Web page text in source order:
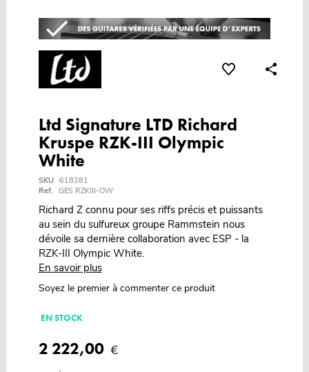
Ltd Signature LTD Richard
Kruspe RZK-III Olympic
White
SKU 618281
Ref. GES RZKIII-OW
Richard Z connu pour ses riffs précis et puissants
au sein du sulfureux groupe Rammstein nous
dévoile sa dernière collaboration avec ESP - la
RZK-III Olympic White.
En savoir plus
Soyez le premier à commenter ce produit
EN STOCK
2 222,00 €